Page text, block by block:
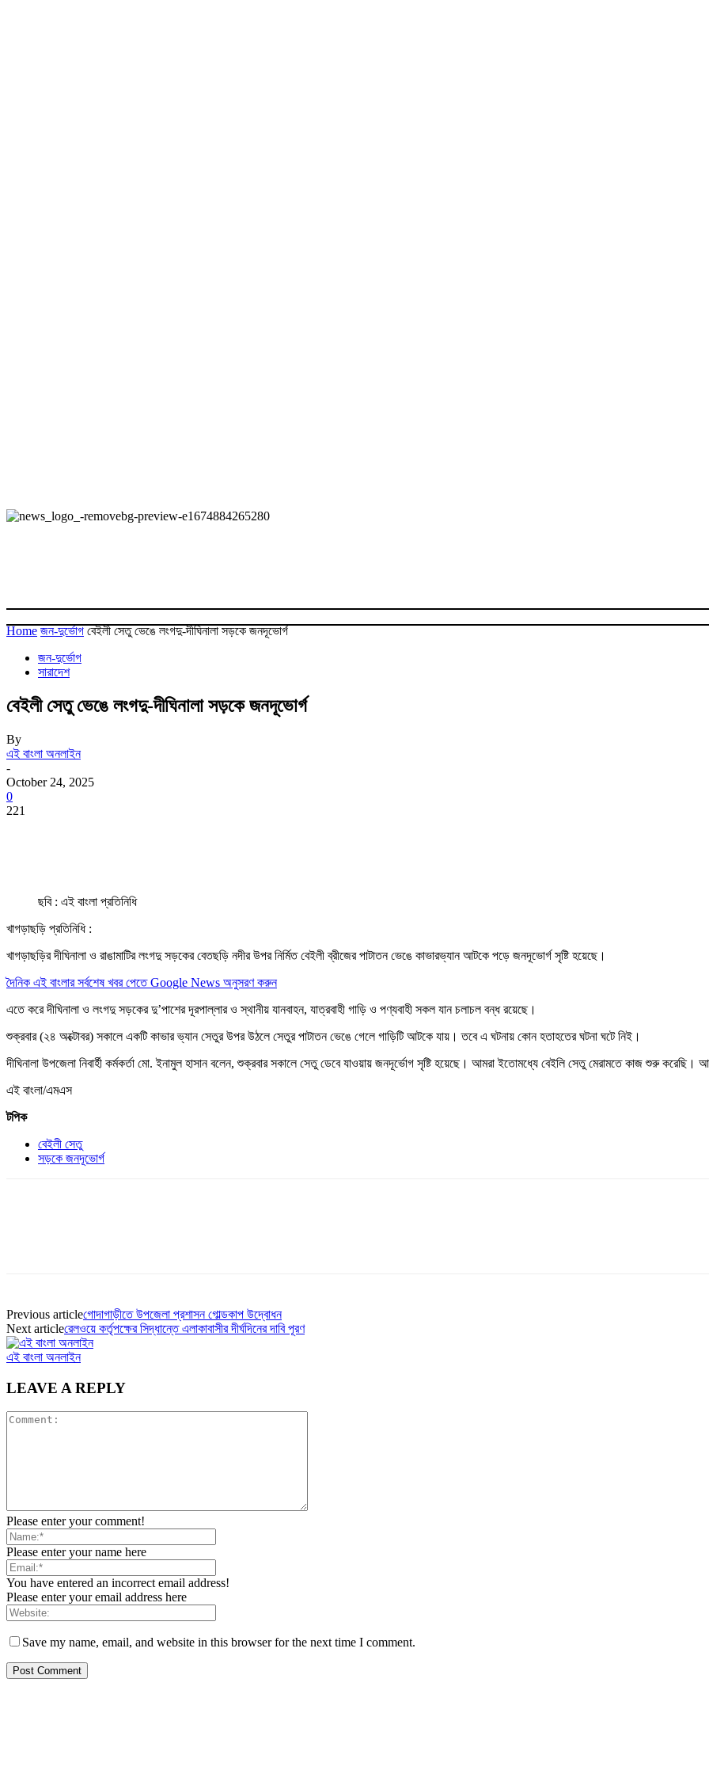
Home জন-দুর্ভোগ বেইলী সেতু ভেঙে লংগদু-দীঘিনালা সড়কে জনদূভোর্গ
জন-দুর্ভোগ
সারাদেশ
বেইলী সেতু ভেঙে লংগদু-দীঘিনালা সড়কে জনদূভোর্গ
By
এই বাংলা অনলাইন
-
October 24, 2025
0
221
ছবি : এই বাংলা প্রতিনিধি
খাগড়াছড়ি প্রতিনিধি :
খাগড়াছড়ির দীঘিনালা ও রাঙামাটির লংগদু সড়কের বেতছড়ি নদীর উপর নির্মিত বেইলী ব্রীজের পাটাতন ভেঙে কাভারভ্যান আটকে পড়ে জনদূভোর্গ সৃষ্টি হয়েছে।
দৈনিক এই বাংলার সর্বশেষ খবর পেতে Google News অনুসরণ করুন
এতে করে দীঘিনালা ও লংগদু সড়কের দু’পাশের দূরপাল্লার ও স্থানীয় যানবাহন, যাত্রবাহী গাড়ি ও পণ্যবাহী সকল যান চলাচল বন্ধ রয়েছে।
শুক্রবার (২৪ অক্টোবর) সকালে একটি কাভার ভ্যান সেতুর উপর উঠলে সেতুর পাটাতন ভেঙে গেলে গাড়িটি আটকে যায়। তবে এ ঘটনায় কোন হতাহতের ঘটনা ঘটে নিই।
দীঘিনালা উপজেলা নিবার্হী কর্মকর্তা মো. ইনামুল হাসান বলেন, শুক্রবার সকালে সেতু ডেবে যাওয়ায় জনদূর্ভোগ সৃষ্টি হয়েছে। আমরা ইতোমধ্যে বেইলি সেতু মেরামতে কাজ শুরু
এই বাংলা/এমএস
টপিক
বেইলী সেতু
সড়কে জনদূভোর্গ
Previous articleগোদাগাড়ীতে উপজেলা প্রশাসন গোল্ডকাপ উদ্বোধন
Next articleরেলওয়ে কর্তৃপক্ষের সিদ্ধান্তে এলাকাবাসীর দীর্ঘদিনের দাবি পূরণ
এই বাংলা অনলাইন
LEAVE A REPLY
Please enter your comment!
Please enter your name here
You have entered an incorrect email address!
Please enter your email address here
Save my name, email, and website in this browser for the next time I comment.